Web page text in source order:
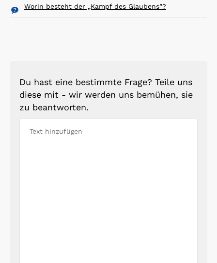
Worin besteht der „Kampf des Glaubens”?
Du hast eine bestimmte Frage? Teile uns
diese mit - wir werden uns bemühen, sie
zu beantworten.